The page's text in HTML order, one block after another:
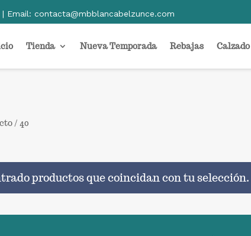
| Email:contacta@mbblancabelzunce.com
Tienda Nueva Temporada Rebajas Calzado
/ 40
productos que coincidan con tu selección.